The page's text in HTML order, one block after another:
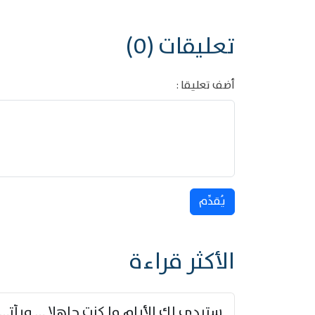
تعليقات (0)
أضف تعليقا :
يُقدِّم
الأكثر قراءة